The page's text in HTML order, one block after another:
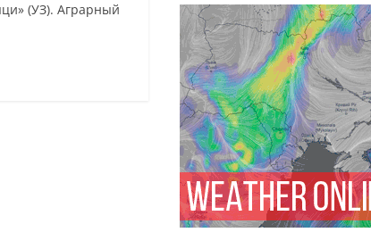
(УЗ). Аграрный